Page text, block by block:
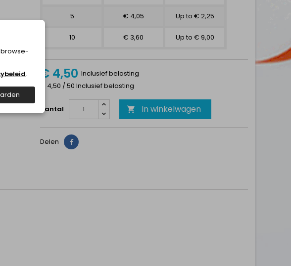
5 € 4,05 Up to € 2,25
10 € 3,60 Up to € 9,00
€ 4,50 Inclusief belasting
€ 4,50 / 50 Inclusief belasting
Aantal  In winkelwagen
Delen Delen
browse-
.